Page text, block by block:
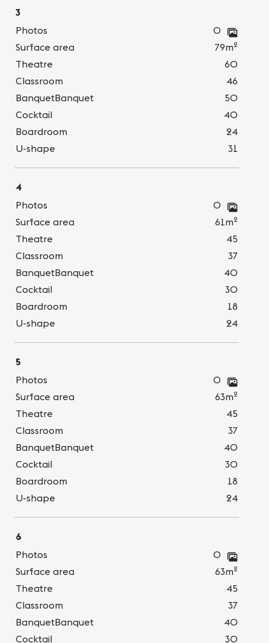
3
Photos
0
Surface area
79m2
Theatre
60
Classroom
46
BanquetBanquet
50
Cocktail
40
Boardroom
24
U-shape
31
4
Photos
0
Surface area
61m2
Theatre
45
Classroom
37
BanquetBanquet
40
Cocktail
30
Boardroom
18
U-shape
24
5
Photos
0
Surface area
63m2
Theatre
45
Classroom
37
BanquetBanquet
40
Cocktail
30
Boardroom
18
U-shape
24
6
Photos
0
Surface area
63m2
Theatre
45
Classroom
37
BanquetBanquet
40
Cocktail
30